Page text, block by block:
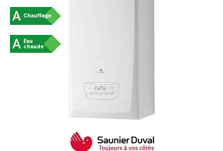
A Chauffage
A Eau
chaude